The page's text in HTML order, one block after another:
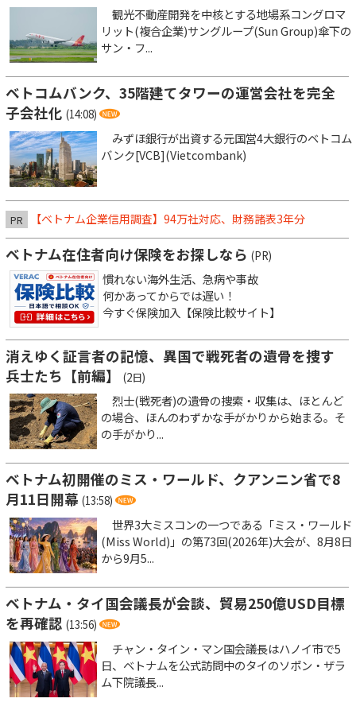
観光不動産開発を中核とする地場系コングロマ
リット(複合企業)サングループ(Sun Group)傘下の
サン・フ...
ベトコムバンク、35階建てタワーの運営会社を完全
子会社化 (14:08)
みずほ銀行が出資する元国営4大銀行のベトコム
バンク[VCB](Vietcombank)
PR 【ベトナム企業信用調査】94万社対応、財務諸表3年分
ベトナム在住者向け保険をお探しなら (PR)
慣れない海外生活、急病や事故
何かあってからでは遅い！
今すぐ保険加入【保険比較サイト】
消えゆく証言者の記憶、異国で戦死者の遺骨を捜す
兵士たち【前編】
(2日)
烈士(戦死者)の遺骨の捜索・収集は、ほとんど
の場合、ほんのわずかな手がかりから始まる。そ
の手がかり...
ベトナム初開催のミス・ワールド、クアンニン省で8
月11日開幕 (13:58)
世界3大ミスコンの一つである「ミス・ワールド
(Miss World)」の第73回(2026年)大会が、8月8日
から9月5...
ベトナム・タイ国会議長が会談、貿易250億USD目標
を再確認 (13:56)
チャン・タイン・マン国会議長はハノイ市で5
日、ベトナムを公式訪問中のタイのソポン・ザラ
ム下院議長...